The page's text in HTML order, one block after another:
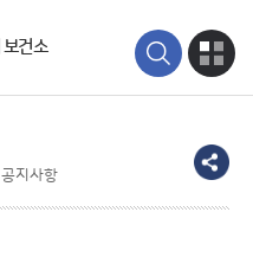
보건소
공지사항